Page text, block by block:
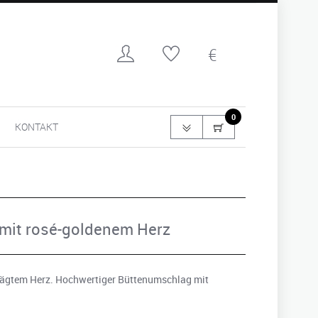
KONTAKT
0
rosé-goldenem Herz
Herz. Hochwertiger Büttenumschlag mit